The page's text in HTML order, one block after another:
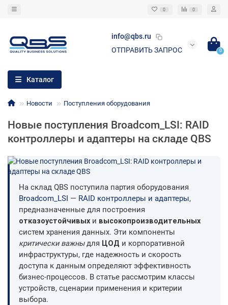
0 0
info@qbs.ru
ОТПРАВИТЬ ЗАПРОС
0
Каталог
Новости Поступления оборудования
Новые поступления Broadcom_LSI: RAID
контроллеры и адаптеры на складе QBS
На склад QBS поступила партия оборудования
Broadcom_LSI — RAID контроллеры и адаптеры,
предназначенные для построения
отказоустойчивых и высокопроизводительных
систем хранения данных. Эти компоненты
критически важныдля ЦОД и корпоративной
инфраструктуры, где надежность и скорость
доступа к данным определяют эффективность
бизнес-процессов. В статье рассмотрим классы
устройств, сценарии применения и критерии
выбора.